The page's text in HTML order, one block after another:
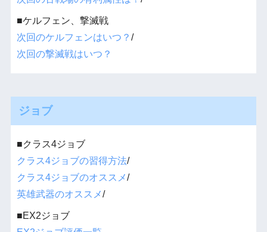
■ケルフェン、撃滅戦
次回のケルフェンはいつ？ /
次回の撃滅戦はいつ？
ジョブ
■クラス4ジョブ
クラス4ジョブの習得方法/
クラス4ジョブのオススメ/
英雄武器のオススメ/
■EX2ジョブ